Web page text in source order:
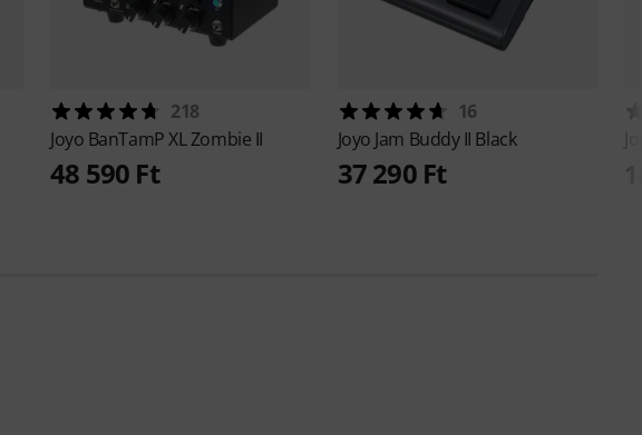
218
Joyo BanTamP XL Zombie II
48 590 Ft
16
Joyo Jam Buddy II Black
37 290 Ft